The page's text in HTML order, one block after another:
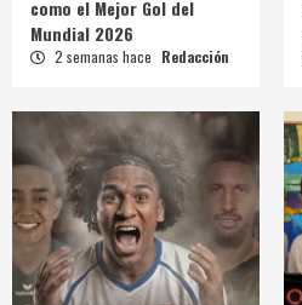
como el Mejor Gol del
Mundial 2026
2 semanas hace Redacción